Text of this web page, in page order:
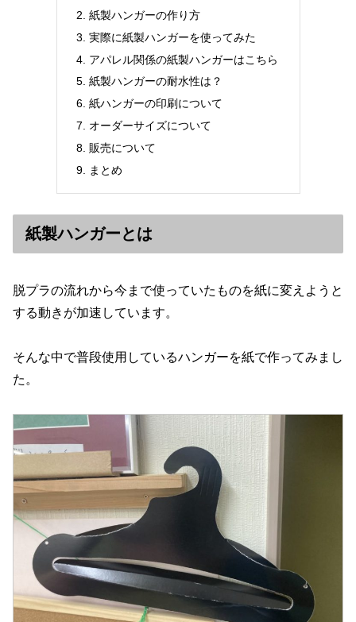
紙製ハンガーの作り方
実際に紙製ハンガーを使ってみた
アパレル関係の紙製ハンガーはこちら
紙製ハンガーの耐水性は？
紙ハンガーの印刷について
オーダーサイズについて
販売について
まとめ
紙製ハンガーとは
脱プラの流れから今まで使っていたものを紙に変えようと
する動きが加速しています。
そんな中で普段使用しているハンガーを紙で作ってみまし
た。